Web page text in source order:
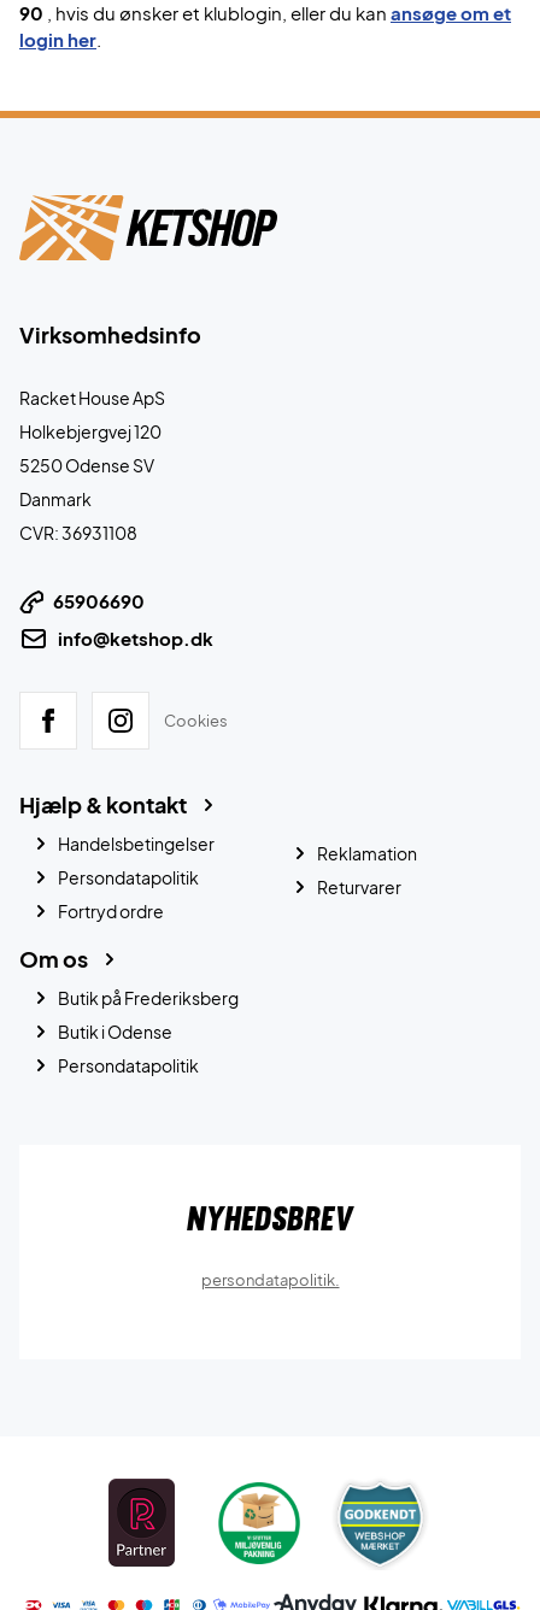
90
, hvis du ønsker et klublogin, eller du kan ansøge om et
login her
Virksomhedsinfo
Racket House ApS
Holkebjergvej 120
5250 Odense SV
Danmark
CVR: 36931108
65906690
info@ketshop.dk
Cookies
Hjælp & kontakt
Handelsbetingelser
Persondatapolitik
Fortryd ordre
Reklamation
Returvarer
Om os
Butik på Frederiksberg
Butik i Odense
Persondatapolitik
Nyhedsbrev
persondatapolitik.